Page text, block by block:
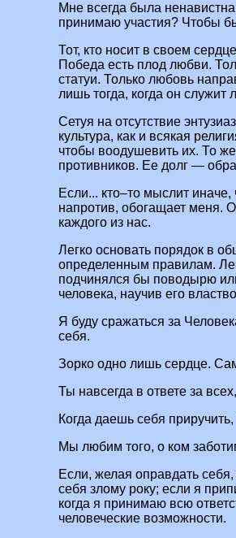
Мне всегда была
принимаю участия? Чтобы
Тот, кто носит в своем
Победа есть плод любви.
статуи. Только любовь
лишь тогда, когда он служит
Сетуя на отсутствие
культура, как и всякая
чтобы воодушевить их. То
противников. Ее долг —
Если... кто–то мыслит
напротив, обогащает меня.
каждого из нас.
Легко основать порядок в
определенным правилам.
подчинялся бы поводырю
человека, научив его
Я буду сражаться за
себя.
Зорко одно лишь сердце.
Ты навсегда в ответе за
Когда даешь себя
Мы любим того, о ком
Если, желая оправдать
себя злому року; если я
когда я принимаю всю
человеческие возможности.